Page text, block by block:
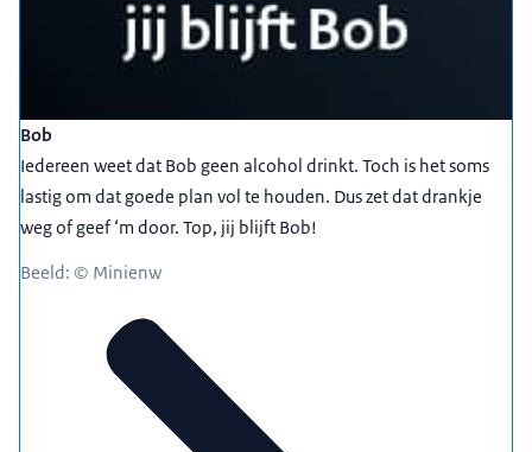
Bob
Iedereen weet dat Bob geen alcohol drinkt. Toch is het soms
lastig om dat goede plan vol te houden. Dus zet dat drankje
weg of geef ‘m door. Top, jij blijft Bob!
Beeld: © Minienw